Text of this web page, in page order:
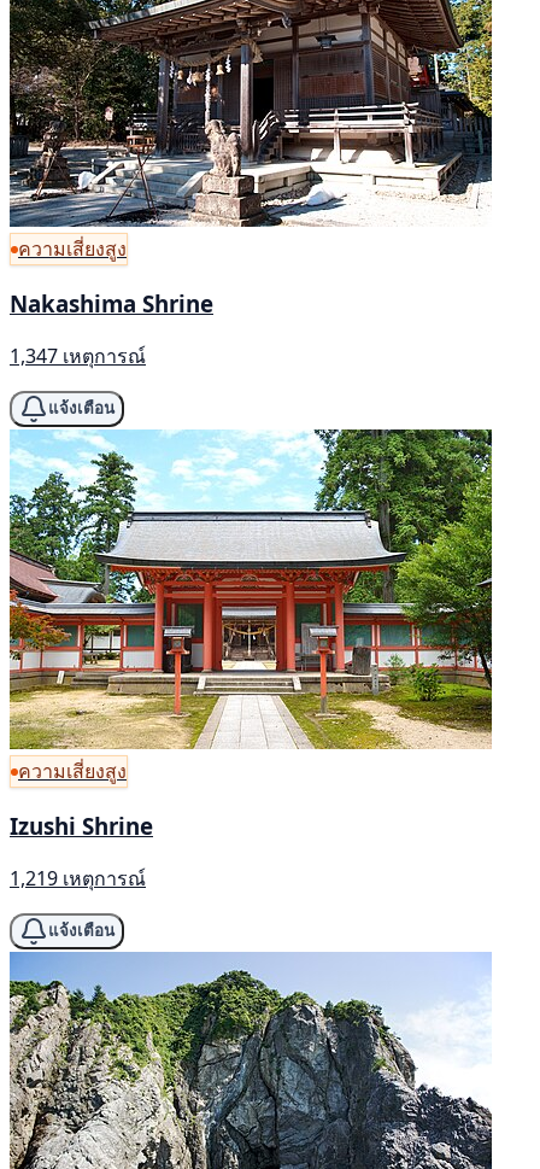
ความเสี่ยงสูง
Nakashima Shrine
1,347 เหตุการณ์
แจ้งเตือน
ความเสี่ยงสูง
Izushi Shrine
1,219 เหตุการณ์
แจ้งเตือน